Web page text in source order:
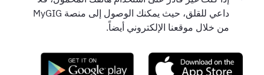
داعي للقلق، حيث يمكنك الوصول إلى منصة MyGIG
من خلال موقعنا الإلكتروني أيضاً.